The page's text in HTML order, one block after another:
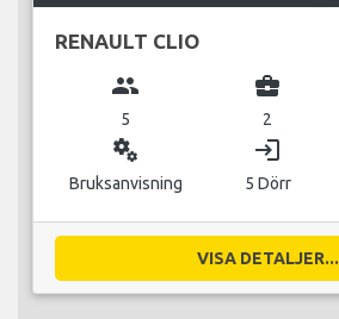
RENAULT CLIO
group
5
business_center
2
miscellaneous_services
Bruksanvisning
login
5 Dörr
VISA DETALJER...